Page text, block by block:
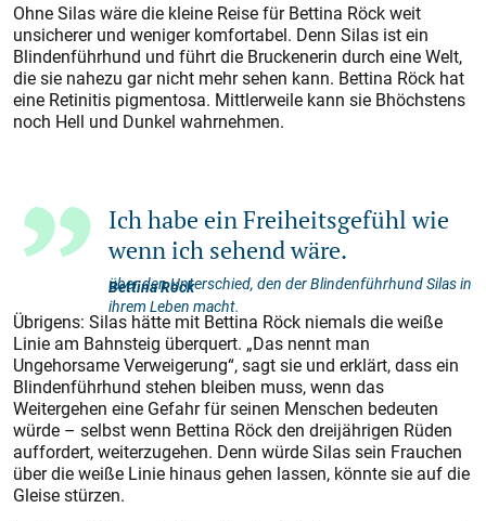
Ohne Silas wäre die kleine Reise für Bettina Röck weit
unsicherer und weniger komfortabel. Denn Silas ist ein
Blindenführhund und führt die Bruckenerin durch eine Welt,
die sie nahezu gar nicht mehr sehen kann. Bettina Röck hat
eine Retinitis pigmentosa. Mittlerweile kann sie Bhöchstens
noch Hell und Dunkel wahrnehmen.
Ich habe ein Freiheitsgefühl wie
wenn ich sehend wäre.
Bettina Röck
über den Unterschied, den der Blindenführhund Silas in
ihrem Leben macht.
Übrigens: Silas hätte mit Bettina Röck niemals die weiße
Linie am Bahnsteig überquert. „Das nennt man
Ungehorsame Verweigerung“, sagt sie und erklärt, dass ein
Blindenführhund stehen bleiben muss, wenn das
Weitergehen eine Gefahr für seinen Menschen bedeuten
würde – selbst wenn Bettina Röck den dreijährigen Rüden
auffordert, weiterzugehen. Denn würde Silas sein Frauchen
über die weiße Linie hinaus gehen lassen, könnte sie auf die
Gleise stürzen.